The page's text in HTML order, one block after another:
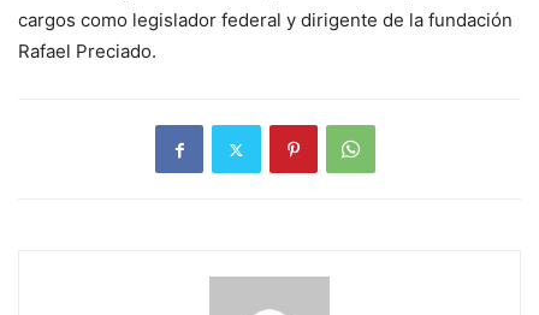
cargos como legislador federal y dirigente de la fundación
Rafael Preciado.